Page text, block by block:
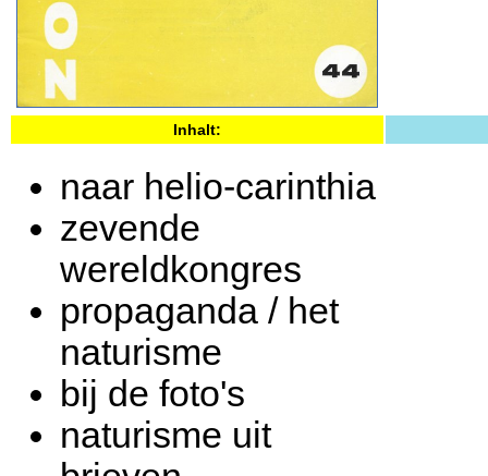
Inhalt:
naar helio-carinthia
zevende
wereldkongres
propaganda / het
naturisme
bij de foto's
naturisme uit